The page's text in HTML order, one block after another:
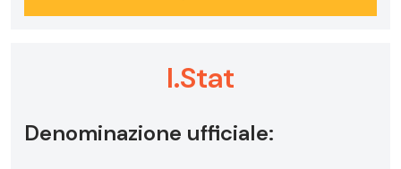
I.Stat
Denominazione ufficiale: